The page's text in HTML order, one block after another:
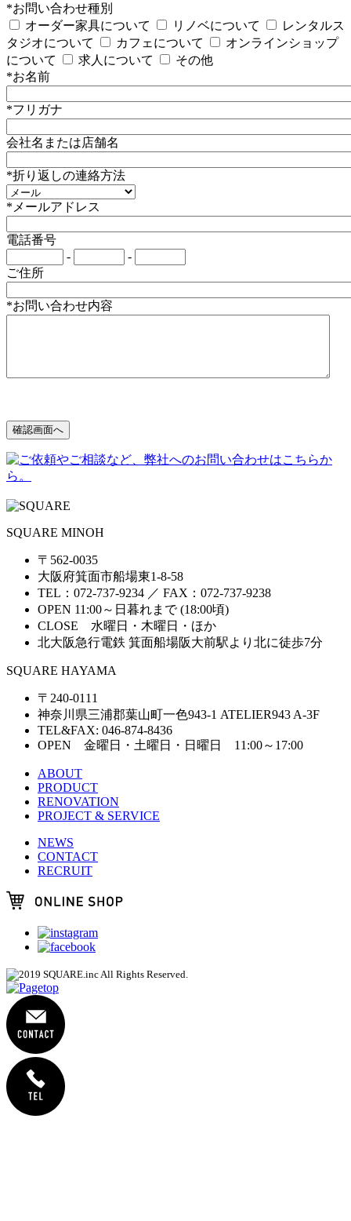
*お問い合わせ種別
オーダー家具について
リノベについて
レンタルス
タジオについて
カフェについて
オンラインショップ
について
求人について
その他
*お名前
*フリガナ
会社名または店舗名
*折り返しの連絡方法
*メールアドレス
電話番号
-
-
ご住所
*お問い合わせ内容
SQUARE MINOH
〒562-0035
大阪府箕面市船場東1-8-58
TEL：072-737-9234 ／ FAX：072-737-9238
OPEN 11:00～日暮れまで (18:00頃)
CLOSE 水曜日・木曜日・ほか
北大阪急行電鉄 箕面船場阪大前駅より北に徒歩7分
SQUARE HAYAMA
〒240-0111
神奈川県三浦郡葉山町一色943-1 ATELIER943 A-3F
TEL&FAX: 046-874-8436
OPEN 金曜日・土曜日・日曜日 11:00～17:00
ABOUT
PRODUCT
RENOVATION
PROJECT & SERVICE
NEWS
CONTACT
RECRUIT